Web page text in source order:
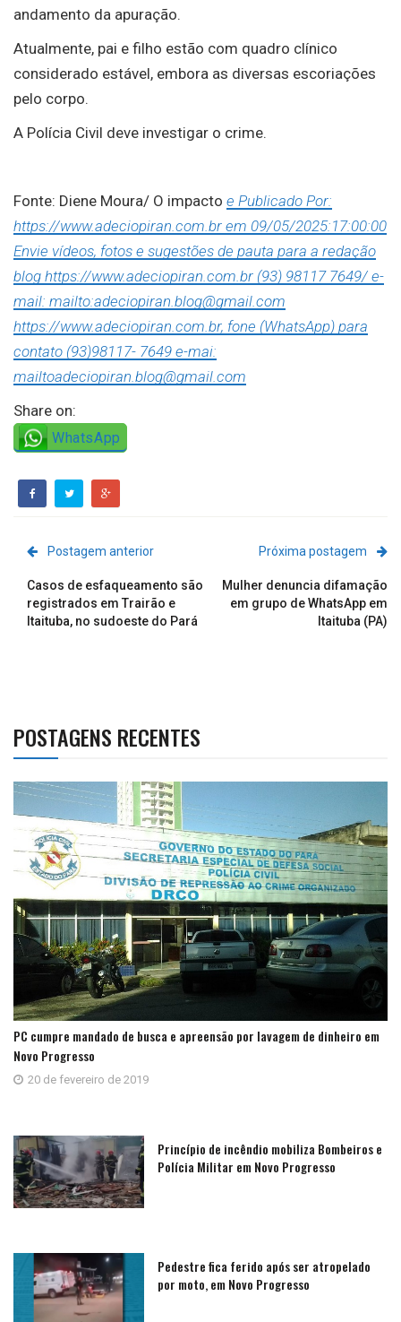
andamento da apuração.
Atualmente, pai e filho estão com quadro clínico
considerado estável, embora as diversas escoriações
pelo corpo.
A Polícia Civil deve investigar o crime.
Fonte: Diene Moura/ O impacto e Publicado Por:
https://www.adeciopiran.com.br em 09/05/2025:17:00:00
Envie vídeos, fotos e sugestões de pauta para a redação
blog https://www.adeciopiran.com.br (93) 98117 7649/ e-
mail: mailto:adeciopiran.blog@gmail.com
https://www.adeciopiran.com.br, fone (WhatsApp) para
contato (93)98117- 7649 e-mai:
mailtoadeciopiran.blog@gmail.com
Share on:
WhatsApp
Postagem anterior
Casos de esfaqueamento são
registrados em Trairão e
Itaituba, no sudoeste do Pará
Próxima postagem
Mulher denuncia difamação
em grupo de WhatsApp em
Itaituba (PA)
POSTAGENS RECENTES
PC cumpre mandado de busca e apreensão por lavagem de dinheiro em
Novo Progresso
20 de fevereiro de 2019
Princípio de incêndio mobiliza Bombeiros e
Polícia Militar em Novo Progresso
Pedestre fica ferido após ser atropelado
por moto, em Novo Progresso